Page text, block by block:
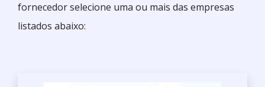
fornecedor selecione uma ou mais das empresas
listados abaixo: